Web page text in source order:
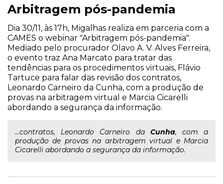
Arbitragem pós-pandemia
Dia 30/11, às 17h, Migalhas realiza em parceria com a
CAMES o webinar "Arbitragem pós-pandemia".
Mediado pelo procurador Olavo A. V. Alves Ferreira,
o evento traz Ana Marcato para tratar das
tendências para os procedimentos virtuais, Flávio
Tartuce para falar das revisão dos contratos,
Leonardo Carneiro da Cunha, com a produção de
provas na arbitragem virtual e Marcia Cicarelli
abordando a segurança da informação.
...contratos, Leonardo Carneiro da Cunha, com a
produção de provas na arbitragem virtual e Marcia
Cicarelli abordando a segurança da informação.